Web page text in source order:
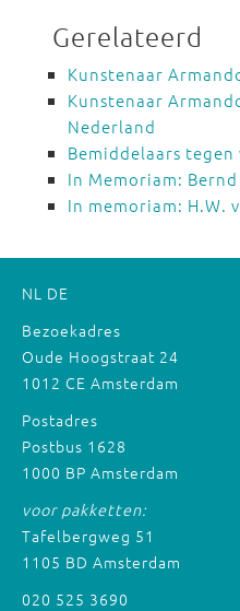
Gerelateerd
Kunstenaar
Kunstenaar
Nederland
Bemiddelaars
In Memoriam:
In memoriam: H.W.
NL DE
Bezoekadres
Oude Hoogstraat 24
1012 CE Amsterdam
Postadres
Postbus 1628
1000 BP Amsterdam
voor pakketten:
Tafelbergweg 51
1105 BD Amsterdam
020 525 3690